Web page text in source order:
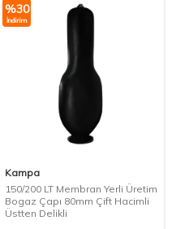
%30
İndirim
Kampa
150/200 LT Membran Yerli Üretim
Bogaz Çapı 80mm Çift Hacimli
Üstten Delikli